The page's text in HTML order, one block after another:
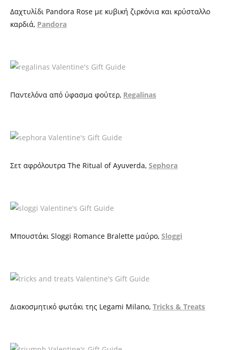
Δαχτυλίδι Pandora Rose με κυβική ζιρκόνια και κρύσταλλο
καρδιά, Pandora
Παντελόνα από ύφασμα φούτερ, Regalinas
Σετ αφρόλουτρα The Ritual of Ayuverda, Sephora
Μπουστάκι Sloggi Romance Bralette μαύρο, Sloggi
Διακοσμητικό φωτάκι της Legami Milano, Tricks & Treats